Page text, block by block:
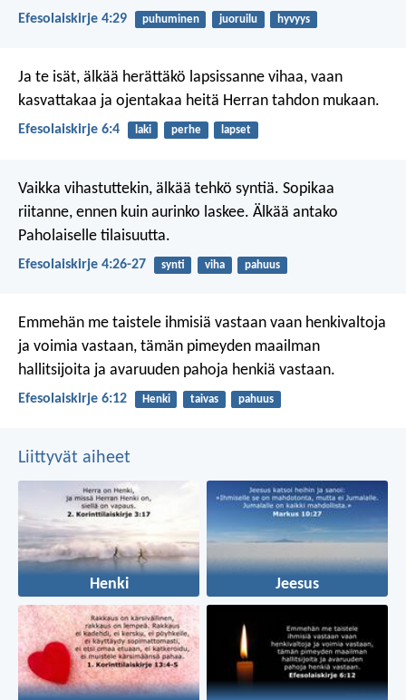
Efesolaiskirje 4:29 puhuminen juoruilu hyvyys
Ja te isät, älkää herättäkö lapsissanne vihaa, vaan
kasvattakaa ja ojentakaa heitä Herran tahdon mukaan.
Efesolaiskirje 6:4 laki perhe lapset
Vaikka vihastuttekin, älkää tehkö syntiä. Sopikaa
riitanne, ennen kuin aurinko laskee. Älkää antako
Paholaiselle tilaisuutta.
Efesolaiskirje 4:26-27 synti viha pahuus
Emmehän me taistele ihmisiä vastaan vaan henkivaltoja
ja voimia vastaan, tämän pimeyden maailman
hallitsijoita ja avaruuden pahoja henkiä vastaan.
Efesolaiskirje 6:12 Henki taivas pahuus
Liittyvät aiheet
Henki Jeesus